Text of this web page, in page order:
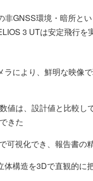
非GNSS環境・暗所と
3 UTは安定飛行を
ラにより、鮮明な映像
値は、設計値と比較し
きた
可視化でき、報告書の
体構造を3Dで直観的に